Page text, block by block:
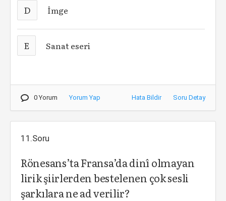
D İmge
E Sanat eseri
0 Yorum Yorum Yap Hata Bildir Soru Detay
11.Soru
Rönesans’ta Fransa’da dinî olmayan
lirik şiirlerden bestelenen çok sesli
şarkılara ne ad verilir?